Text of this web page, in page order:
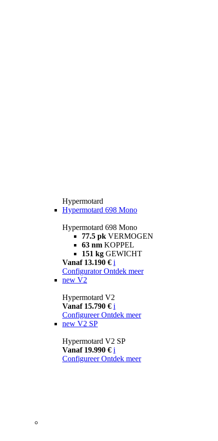
Hypermotard
Hypermotard 698 Mono
Hypermotard 698 Mono
77.5 pk VERMOGEN
63 nm KOPPEL
151 kg GEWICHT
Vanaf 13.190 € i
Configurator Ontdek meer
new V2
Hypermotard V2
Vanaf 15.790 € i
Configureer Ontdek meer
new V2 SP
Hypermotard V2 SP
Vanaf 19.990 € i
Configureer Ontdek meer